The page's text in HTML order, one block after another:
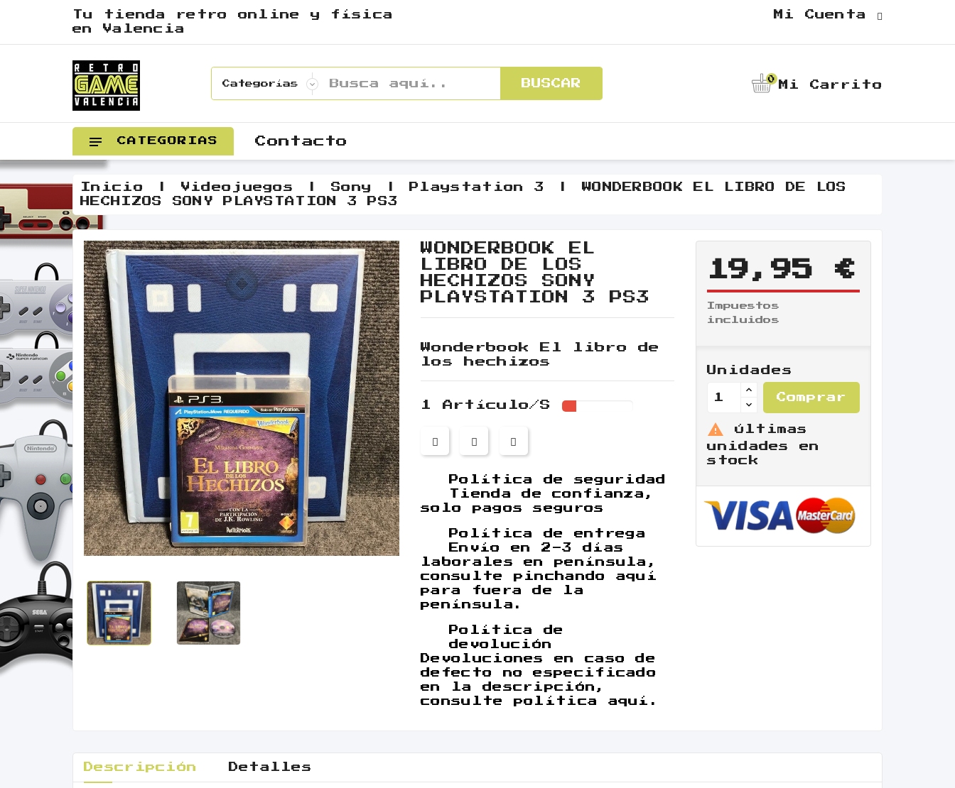
Tu tienda retro online y física
en Valencia
Mi Cuenta
BUSCAR 0
Mi Carrito
CATEGORIAS Contacto
Inicio Videojuegos Sony Playstation 3
WONDERBOOK EL LIBRO DE LOS
HECHIZOS SONY PLAYSTATION 3 PS3
WONDERBOOK EL
LIBRO DE LOS
HECHIZOS SONY
PLAYSTATION 3 PS3
Wonderbook El libro de
los hechizos
1 Artículo/s
Política de seguridad
Tienda de confianza,
solo pagos seguros
Política de entrega
Envío en 2-3 días
laborales en península,
consulte pinchando aquí
para fuera de la
península.
Política de
devolución
Devoluciones en caso de
defecto no especificado
en la descripción,
consulte política aquí.
19,95 €
Impuestos
incluidos
Unidades
Comprar

Últimas
unidades en
stock
Descripción Detalles